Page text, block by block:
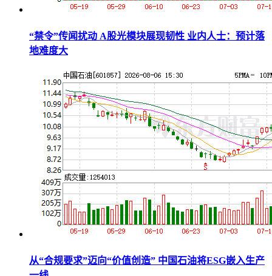
“禁令”传闻扰动 A股光模块展现韧性 业内人士：预计落
地难度大
从“合规要求”迈向“价值创造” 中国石油将ESG嵌入生产